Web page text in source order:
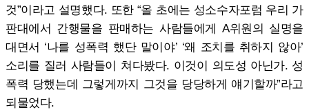
것”이라고 설명했다. 또한 “올 초에는 성소수자포럼 우리 가
판대에서 간행물을 판매하는 사람들에게 A위원의 실명을
대면서 ‘나를 성폭력 했단 말이야’ ‘왜 조치를 취하지 않아’
소리를 질러 사람들이 쳐다봤다. 이것이 의도성 아닌가. 성
폭력 당했는데 그렇게까지 그것을 당당하게 얘기할까”라고
되물었다.